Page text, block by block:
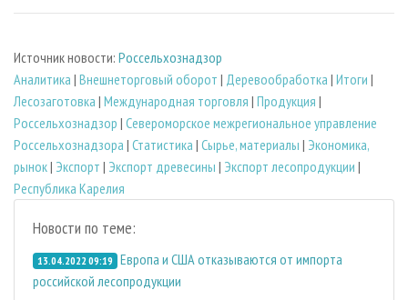
Источник новости: Россельхознадзор
Аналитика | Внешнеторговый оборот | Деревообработка | Итоги |
Лесозаготовка | Международная торговля | Продукция |
Россельхознадзор | Североморское межрегиональное управление
Россельхознадзора | Статистика | Сырье, материалы | Экономика,
рынок| Экспорт | Экспорт древесины | Экспорт лесопродукции |
Республика Карелия
Новости по теме:
13.04.2022 09:19 Европа и США отказываются от импорта
российской лесопродукции